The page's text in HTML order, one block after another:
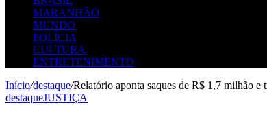
MARANHÃO
MUNDO
POLÍCIA
CULTURA
ENTRETENIMENTO
Início/destaque/Relatório aponta saques de R$ 1,7 milhão
destaqueJUSTIÇA